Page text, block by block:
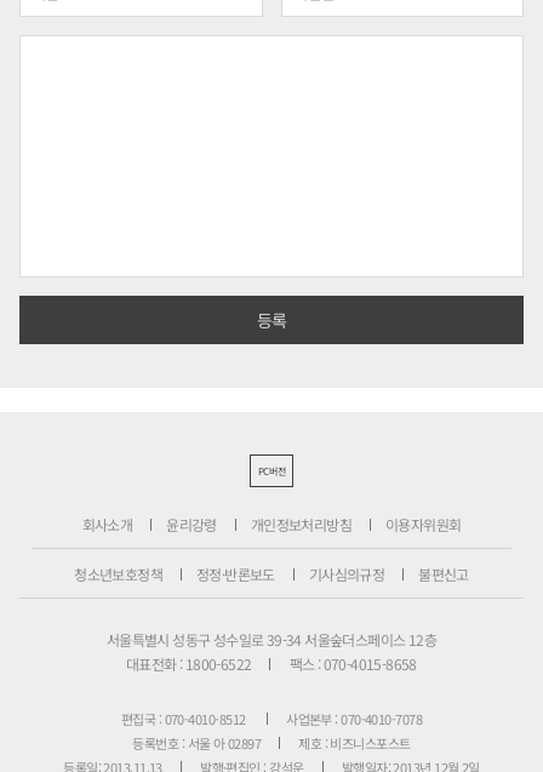
PC버전
회사소개 윤리강령 개인정보처리방침 이용자위원회
청소년보호정책 정정·반론보도 기사심의규정 불편신고
서울특별시 성동구 성수일로 39-34 서울숲더스페이스 12층
대표전화 : 1800-6522
팩스 : 070-4015-8658
편집국 : 070-4010-8512
사업본부 : 070-4010-7078
등록번호 : 서울 아 02897
제호 : 비즈니스포스트
등록일: 2013.11.13
발행·편집인 : 강석운 발행일자: 2013년 12월 2일